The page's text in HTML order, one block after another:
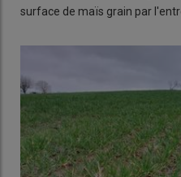
surface de maïs grain par